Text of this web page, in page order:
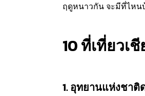
ฤดูหนาวกัน จะมีที่ไหน
10 ที่เที่ยวเ
1. อุทยานแห่งชา